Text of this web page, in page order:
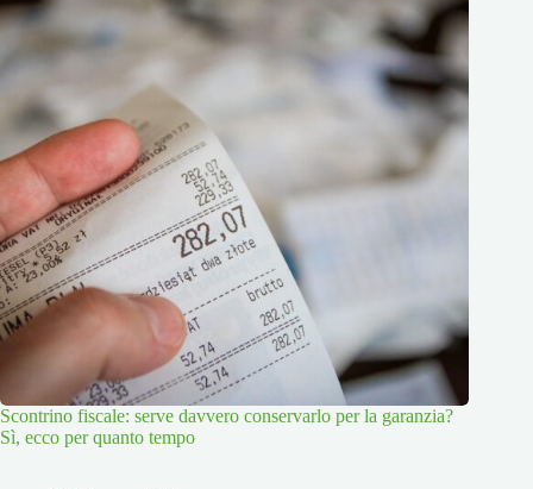
Scontrino fiscale: serve davvero conservarlo per la garanzia?
Sì, ecco per quanto tempo